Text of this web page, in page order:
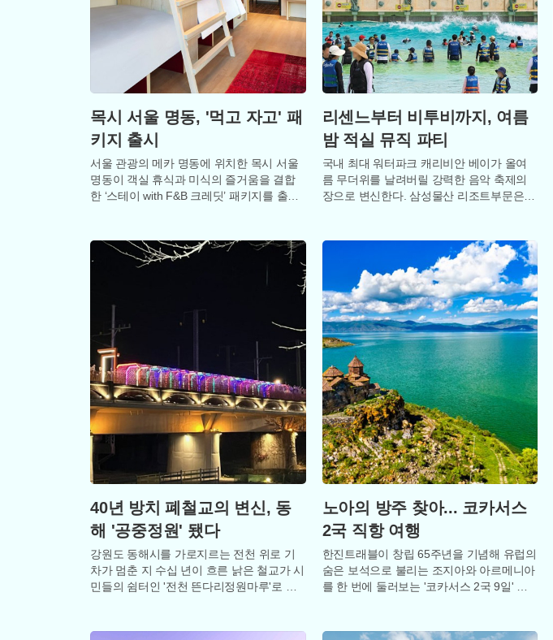
목시 서울 명동, '먹고 자고' 패
키지 출시
서울 관광의 메카 명동에 위치한 목시 서울
명동이 객실 휴식과 미식의 즐거움을 결합
한 ‘스테이 with F&B 크레딧’ 패키지를 출시
리센느부터 비투비까지, 여름
밤 적실 뮤직 파티
국내 최대 워터파크 캐리비안 베이가 올여
름 무더위를 날려버릴 강력한 음악 축제의
장으로 변신한다. 삼성물산 리조트부문은
40년 방치 폐철교의 변신, 동
해 '공중정원' 됐다
강원도 동해시를 가로지르는 전천 위로 기
차가 멈춘 지 수십 년이 흐른 낡은 철교가 시
민들의 쉼터인 '전천 뜬다리정원마루'로 다
노아의 방주 찾아... 코카서스
2국 직항 여행
한진트래블이 창립 65주년을 기념해 유럽의
숨은 보석으로 불리는 조지아와 아르메니아
를 한 번에 둘러보는 '코카서스 2국 9일' 패